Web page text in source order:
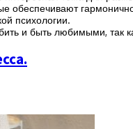
обеспечивают
психологии.
и быть любимыми, так